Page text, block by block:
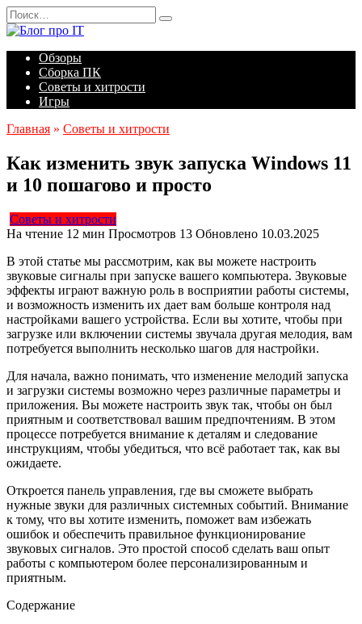
Перейти
к
содержанию
Search
for:
Обзоры
Сборка ПК
Советы и хитрости
Игры
Главная » Советы и хитрости
Как изменить звук запуска Windows 11
и 10 пошагово и просто
Советы и хитрости
На чтение 12 мин Просмотров 13 Обновлено 10.03.2025
В этой статье мы рассмотрим, как вы можете настроить
звуковые сигналы при запуске вашего компьютера. Звуковые
эффекты играют важную роль в восприятии работы системы,
и возможность изменить их дает вам больше контроля над
настройками вашего устройства. Если вы хотите, чтобы при
загрузке или включении системы звучала другая мелодия, вам
потребуется выполнить несколько шагов для настройки.
Для начала, важно понимать, что изменение мелодий запуска
и загрузки системы возможно через различные параметры и
приложения. Вы можете настроить звук так, чтобы он был
приятным и соответствовал вашим предпочтениям. В этом
процессе потребуется внимание к деталям и следование
инструкциям, чтобы убедиться, что всё работает так, как вы
ожидаете.
Откроется панель управления, где вы сможете выбрать
нужные звуки для различных системных событий. Внимание
к тому, что вы хотите изменить, поможет вам избежать
ошибок и обеспечить правильное функционирование
звуковых сигналов. Это простой способ сделать ваш опыт
работы с компьютером более персонализированным и
приятным.
Содержание